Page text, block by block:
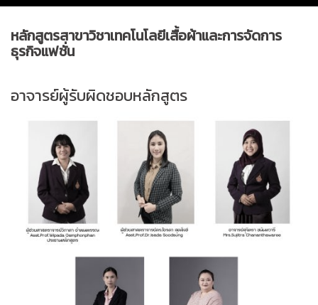
หลักสูตรสาขาวิชาเทคโนโลยีเสื้อผ้าและการจัดการ
ธุรกิจแฟชั่น
อาจารย์ผู้รับผิดชอบหลักสูตร